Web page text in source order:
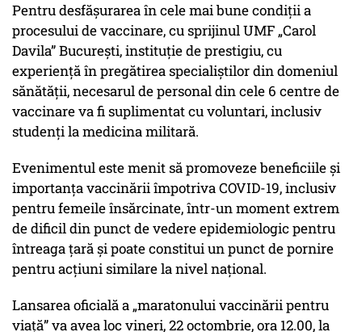
Pentru desfășurarea în cele mai bune condiții a
procesului de vaccinare, cu sprijinul UMF „Carol
Davila” București, instituție de prestigiu, cu
experiență în pregătirea specialiștilor din domeniul
sănătății, necesarul de personal din cele 6 centre de
vaccinare va fi suplimentat cu voluntari, inclusiv
studenți la medicina militară.
Evenimentul este menit să promoveze beneficiile și
importanța vaccinării împotriva COVID-19, inclusiv
pentru femeile însărcinate, într-un moment extrem
de dificil din punct de vedere epidemiologic pentru
întreaga țară și poate constitui un punct de pornire
pentru acțiuni similare la nivel național.
Lansarea oficială a „maratonului vaccinării pentru
viață” va avea loc vineri, 22 octombrie, ora 12.00, la